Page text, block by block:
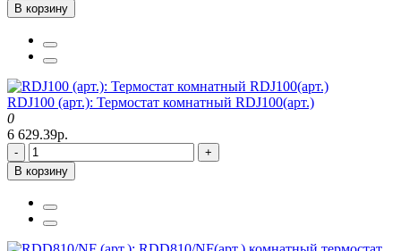
В корзину
RDJ100 (арт.): Термостат комнатный RDJ100(арт.)
0
6 629.39р.
-
+
В корзину